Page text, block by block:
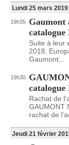
Lundi 25 mars 2019
19h35
Gaumont
Suite à leur
2018,
Gaumont...
19h30
catalogue
Rachat de
GAUMONT
rachat de
Jeudi 21 février